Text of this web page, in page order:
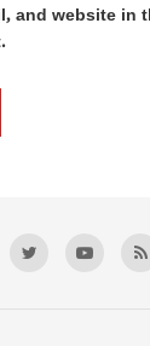
and website in